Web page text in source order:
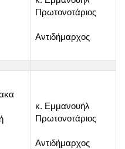
Πρωτονοτάριος
Αντιδήμαρχος
κ. Εμμανουήλ
Πρωτονοτάριος
Αντιδήμαρχος